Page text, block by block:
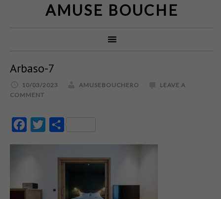
AMUSE BOUCHE
Arbaso-7
10/03/2023 AMUSEBOUCHERO
LEAVE A
COMMENT
FacebookTwitter